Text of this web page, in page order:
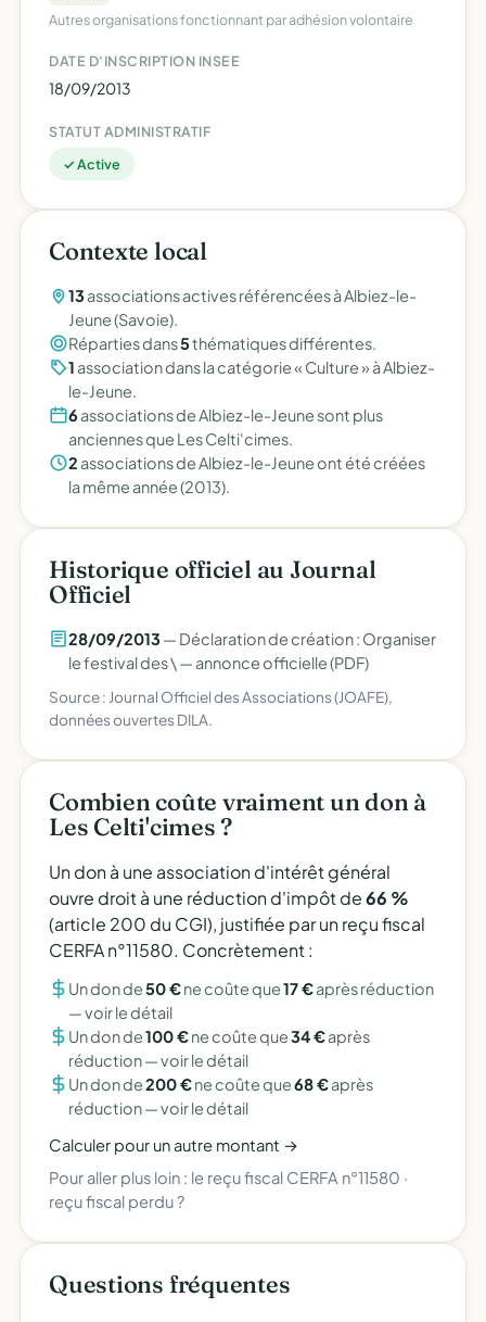
Autres organisations fonctionnant par adhésion volontaire
DATE D'INSCRIPTION INSEE
18/09/2013
STATUT ADMINISTRATIF
✓ Active
Contexte local
13associations actives référencées à Albiez-le-
Jeune (Savoie).
Réparties dans5thématiques différentes.
1 association dans la catégorie « Culture » à Albiez-
le-Jeune.
6 associations de Albiez-le-Jeune sont plus
anciennes que Les Celti'cimes.
2 associations de Albiez-le-Jeune ont été créées
la même année (2013).
Historique officiel au Journal
Officiel
28/09/2013— Déclaration de création : Organiser
le festival des \ — annonce officielle (PDF)
Source : Journal Officiel des Associations (JOAFE),
données ouvertes DILA.
Combien coûte vraiment un don à
Les Celti'cimes ?
Un don à une association d'intérêt général
ouvre droit à une réduction d'impôt de66 %
(article 200 du CGI), justifiée par un reçu fiscal
CERFA n°11580. Concrètement :
Un don de50 €ne coûte que17 €après réduction
—voir le détail
Un don de100 €ne coûte que34 €après
réduction —voir le détail
Un don de200 €ne coûte que68 €après
réduction —voir le détail
Calculer pour un autre montant →
Pour aller plus loin : le reçu fiscal CERFA n°11580 ·
reçu fiscal perdu ?
Questions fréquentes